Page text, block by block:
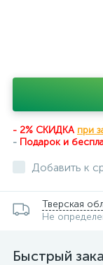
- 2% СКИДКА при
- Подарок и
Добавить к
Тверская
Не
Быстрый